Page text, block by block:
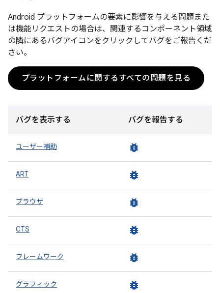
Android プラットフォームの要素に影響を与える問題また
は機能リクエストの場合は、関連するコンポーネント領域
の隣にあるバグアイコンをクリックしてバグをご報告くだ
さい。
プラットフォームに関するすべての問題を見る
バグを表示する バグを報告する
ユーザー補助 bug_report
ART bug_report
ブラウザ bug_report
CTS bug_report
フレームワーク bug_report
グラフィック bug_report